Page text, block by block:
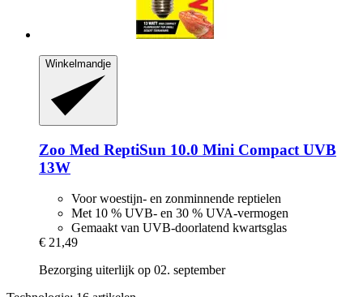
Winkelmandje
Zoo Med ReptiSun 10.0 Mini Compact UVB
13W
Voor woestijn- en zonminnende reptielen
Met 10 % UVB- en 30 % UVA-vermogen
Gemaakt van UVB-doorlatend kwartsglas
€ 21,49
Bezorging uiterlijk op 02. september